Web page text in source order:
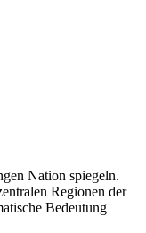
Nation spiegeln.
Regionen der
Bedeutung